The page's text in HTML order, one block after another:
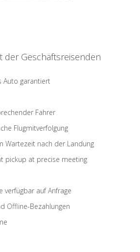
der Geschäftsreisenden
Auto garantiert
Fahrer
Flugmitverfolgung
Wartezeit nach der Landung
pickup at precise meeting
verfügbar auf Anfrage
Offline-Bezahlungen